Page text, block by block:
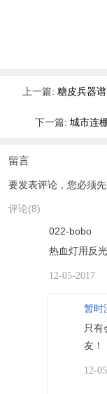
上一篇: 糖皮兵器
下一篇: 城市连
留言
要发表评论，您必须先
评论(8)
022-bobo
热血灯用反
12-05-2017
暂时
只有
友！
12-